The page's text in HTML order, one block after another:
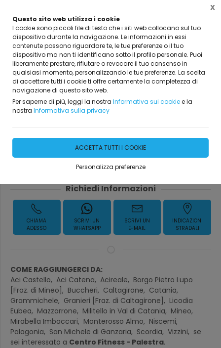
Questo sito web utilizza i cookie
I cookie sono piccoli file di testo che i siti web collocano sul tuo
dispositivo durante la navigazione. Le informazioni in essi
contenute possono riguardare te, le tue preferenze o il tuo
dispositivo ma non ti identificano sotto il profilo personale. Puoi
liberamente prestare, rifiutare o revocare il tuo consenso in
qualsiasi momento, personalizzando le tue preferenze. La scelta
di accettare tutti i cookie ti offre certamente la completezza di
navigazione di questo sito web.
Per saperne di più, leggi la nostra Informativa sui cookiee la
nostra Informativa sulla privacy
ACCETTA TUTTI I COOKIE
Personalizza preferenze
X
Home Servizi Centro Fitness - Palestra
Richiedi Informazioni
CHIAMA
ADESSO
SCRIVI UN
WHATSAPP
SCRIVI UN
E-MAIL
INDICAZIONI
STRADALI
COME RAGGIUNGERCI DA:
Aci Castello, Aci Catena, Acireale, Borgo Pietro Lupo
[Fraz. di Mineo], Buccheri, Caltagirone, Catania,
Grammichele, Granieri [Fraz. di Caltagirone], Licodia
Eubea, Mazzarrone, Militello in Val di Catania, Mineo,
Mirabella Imbaccari, Monterosso Almo, Niscemi,
Palagonia, San Michele di Ganzaria, Scordia, Vizzini, se
sei interessato a Centro Fitness - Palestra.